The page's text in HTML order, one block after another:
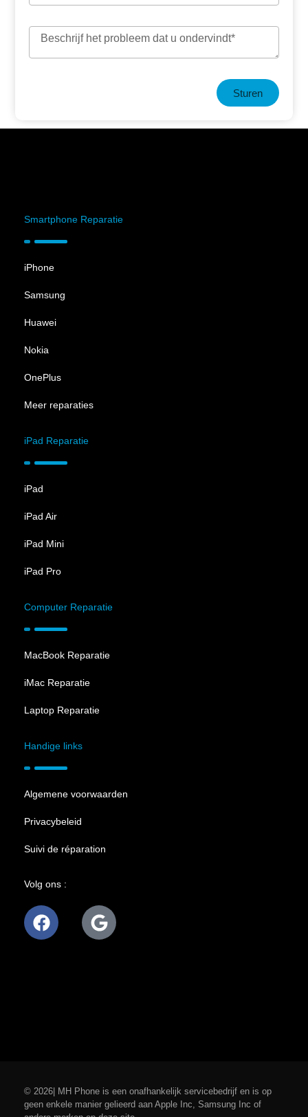
Sturen
Smartphone Reparatie
iPhone
Samsung
Huawei
Nokia
OnePlus
Meer reparaties
iPad Reparatie
iPad
iPad Air
iPad Mini
iPad Pro
Computer Reparatie
MacBook Reparatie
iMac Reparatie
Laptop Reparatie
Handige links
Algemene voorwaarden
Privacybeleid
Suivi de réparation
Volg ons :
© 2026| MH Phone is een onafhankelijk servicebedrijf en is op
geen enkele manier gelieerd aan Apple Inc, Samsung Inc of